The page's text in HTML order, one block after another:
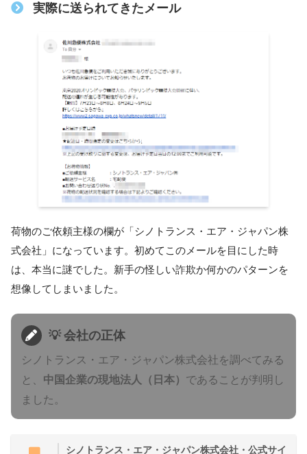
実際に送られてきたメール
荷物のご依頼主様の欄が「シノトランス・エア・ジャパン株
式会社」になっています。初めてこのメールを目にした時
は、本当に謎でした。新手の怪しい詐欺か何かのパターンを
想像してしまいました。
💡 会社の正体
シノトランス・エア・ジャパン株式会社を調べてみる
と、 中国企業の現地法人（日本） であることが判明し
ました。
シノトランス・エア・ジャパン株式会社・公式サイ